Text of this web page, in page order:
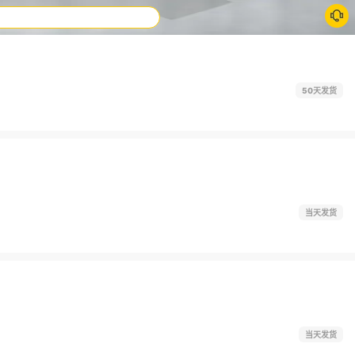
50天发货
当天发货
当天发货